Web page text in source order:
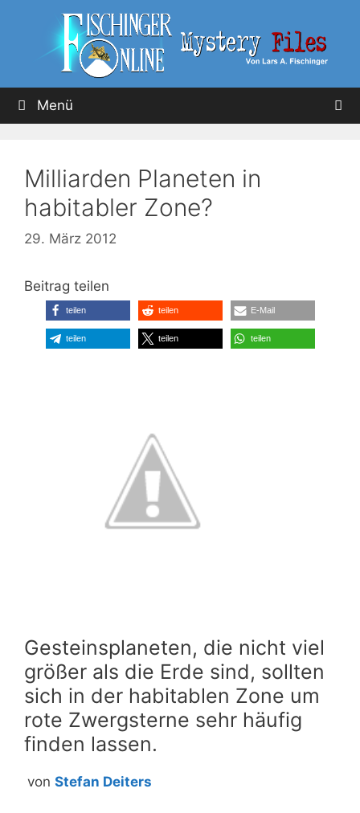
Menü
Milliarden Planeten in
habitabler Zone?
29. März 2012
Beitrag teilen
teilen teilen E-Mail
teilen teilen teilen
Gesteinsplaneten, die nicht viel
größer als die Erde sind, sollten
sich in der habitablen Zone um
rote Zwergsterne sehr häufig
finden lassen.
von Stefan Deiters